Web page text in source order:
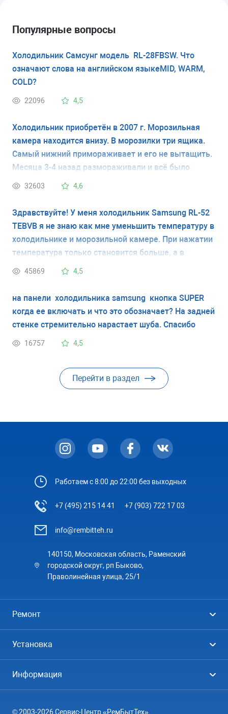
Популярные вопросы
Холодильник Самсунг модель RL-28FBSW. Что
означают слова на английском языкеMID, WARM,
COLD?
22096 4,5
Холодильник приобретён в 2007 г. Морозильная
камера находится внизу. В морозилки три ящика.
Самый нижний примораживает и его не вытащить.
Месяца 3-4 назад размораживали и всё было
нормально, но прошло время и вновь стало нижний
холодильника - Самсунг RL44QEUS.
32603 4,6
Здравствуйте! У меня холодильник Samsung RL-52
TEBVB я не знаю как мне уменьшить температуру в
холодильнике и морозильной камере. При нажатии
температура только становится больше, а в
мор.камере наоборот все ниже. Спасибо заранее за
45869 4,5
на панели холодильника samsung кнопка SUPER
когда ее включать и что это обозначает? На задней
стенке стремительно нарастает шуба. Спасибо
16757 4,5
Перейти в раздел
Работаем с 8:00 до 22:00 без выходных
+7 (495) 215 14 41 +7 (903) 722 17 03
info@rembitteh.ru
140150, Московская область, Раменский
городской округ, рп Быково,
Праволинейная улица, 25/1
Ремонт
Посудомоечные машины
Установка
Кондиционеры
Информация
© 2003-2026 Сервис-Центр «РемБытТех»